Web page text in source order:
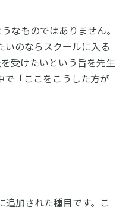
なものではありません。
いのならスクールに入る
受けたいという旨を先生
で「ここをこうした方が
加された種目です。こ